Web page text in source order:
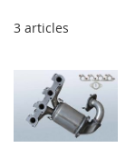
3 articles